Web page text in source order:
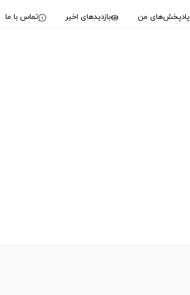
پادپخش‌های من بازدیدهای اخیر تماس با ما